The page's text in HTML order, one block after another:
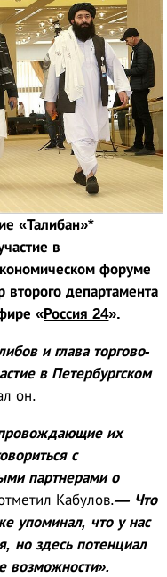
«Талибан»*
в
форуме
департамента
«Россия 24».
и глава торгово-
в Петербургском
он.
их
с
партнерами о
Кабулов.— Что
упоминал, что у нас
но здесь потенциал
возможности».